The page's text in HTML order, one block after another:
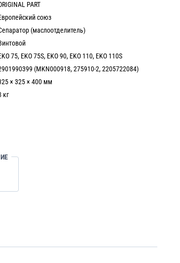
PART
союз
(маслоотделитель)
75, EKO 75S, EKO 90, EKO 110, EKO 110S
(MKN000918, 275910-2, 2205722084)
× 325 × 400 мм
кг